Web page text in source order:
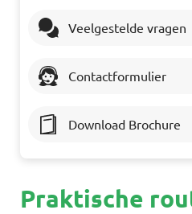
Praktische
Veelgestelde vragen
Contactformulier
Download Brochure